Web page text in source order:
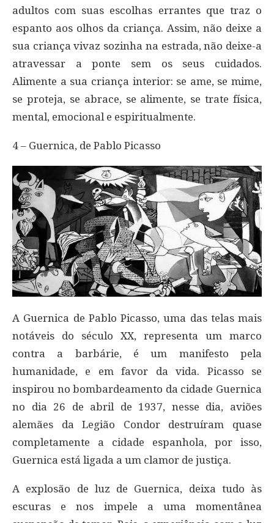
adultos com suas escolhas errantes que traz o
espanto aos olhos da criança. Assim, não deixe a
sua criança vivaz sozinha na estrada, não deixe-a
atravessar a ponte sem os seus cuidados.
Alimente a sua criança interior: se ame, se mime,
se proteja, se abrace, se alimente, se trate física,
mental, emocional e espiritualmente.
4 – Guernica, de Pablo Picasso
A Guernica de Pablo Picasso, uma das telas mais
notáveis do século XX, representa um marco
contra a barbárie, é um manifesto pela
humanidade, e em favor da vida. Picasso se
inspirou no bombardeamento da cidade Guernica
no dia 26 de abril de 1937, nesse dia, aviões
alemães da Legião Condor destruíram quase
completamente a cidade espanhola, por isso,
Guernica está ligada a um clamor de justiça.
A explosão de luz de Guernica, deixa tudo às
escuras e nos impele a uma momentânea